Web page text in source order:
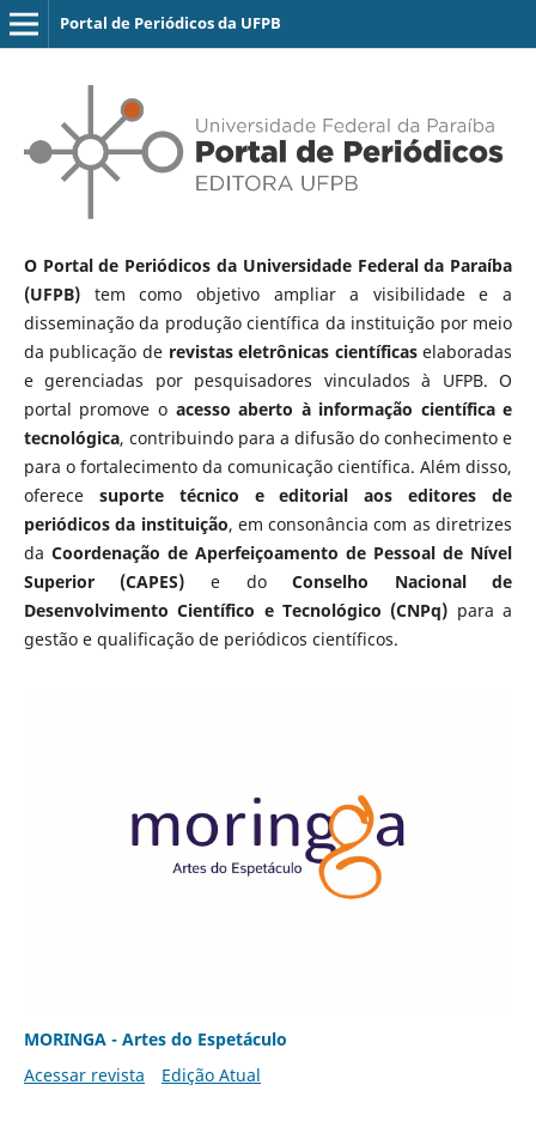
Portal de Periódicos da UFPB
O Portal de Periódicos da Universidade Federal da Paraíba
(UFPB)tem como objetivo ampliar a visibilidade e a
disseminação da produção científica da instituição por meio
da publicação de revistas eletrônicas científicaselaboradas
e gerenciadas por pesquisadores vinculados à UFPB. O
portal promove o acesso aberto à informação científica e
tecnológica, contribuindo para a difusão do conhecimento e
para o fortalecimento da comunicação científica. Além disso,
oferece suporte técnico e editorial aos editores de
periódicos da instituição, em consonância com as diretrizes
da Coordenação de Aperfeiçoamento de Pessoal de Nível
Superior (CAPES) e doConselho Nacional de
Desenvolvimento Científico e Tecnológico (CNPq) para a
gestão e qualificação de periódicos científicos.
MORINGA - Artes do Espetáculo
Acessar revista
Edição Atual